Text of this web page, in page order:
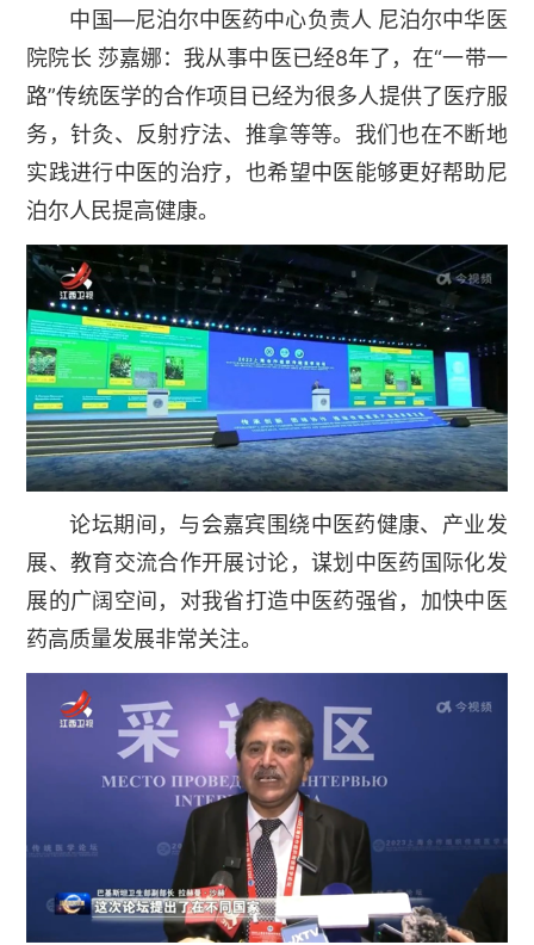
中国—尼泊尔中医药中心负责人 尼泊尔中华医
院院长 莎嘉娜：我从事中医已经8年了，在“一带一
路”传统医学的合作项目已经为很多人提供了医疗服
务，针灸、反射疗法、推拿等等。我们也在不断地
实践进行中医的治疗，也希望中医能够更好帮助尼
泊尔人民提高健康。
论坛期间，与会嘉宾围绕中医药健康、产业发
展、教育交流合作开展讨论，谋划中医药国际化发
展的广阔空间，对我省打造中医药强省，加快中医
药高质量发展非常关注。